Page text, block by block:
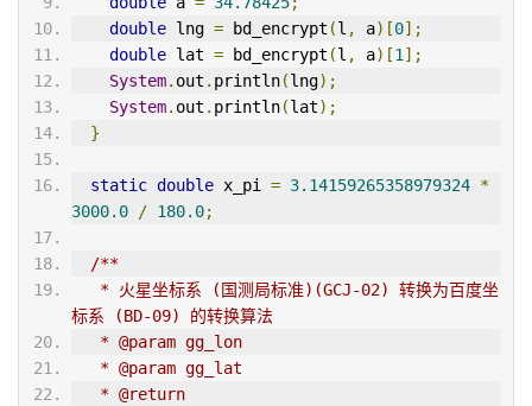
double lng = bd_encrypt (l , a)[0];
double lat = bd_encrypt (l , a)[1 ];
System. out . println(lng);
System. out . println(lat);
}
static double x_pi = 3.14159265358979324 *
3000.0
/ 180.0;
/**
标系 (BD-09) 的转换算法
   * @param gg_lon
   * @param gg_lat
   * @return